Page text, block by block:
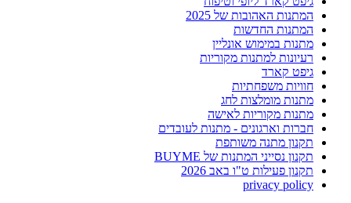
המתנות האהובות של 2025
המתנות החדשות
מתנות במימוש אונליין
רעיונות למתנות מקוריות
גיפט קארד
חוויות משפחתיות
מתנות מומלצות לחג
מתנות מקוריות לאישה
חברות וארגונים - מתנות לעובדים
תקנון מתנה משותפת
תקנון נסייני המתנות של BUYME
תקנון פעילות ט"ו באב 2026
privacy policy